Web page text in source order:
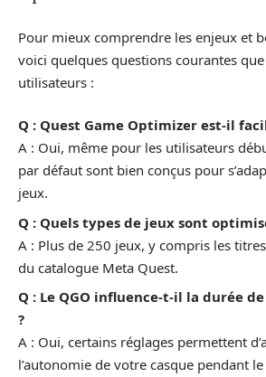
Pour mieux comprendre les enjeux et
voici quelques questions courantes
utilisateurs :
Q : Quest Game Optimizer est-il
A : Oui, même pour les utilisateurs
par défaut sont bien conçus pour
jeux.
Q : Quels types de jeux sont
A : Plus de 250 jeux, y compris les
du catalogue Meta Quest.
Q : Le QGO influence-t-il la durée
?
A : Oui, certains réglages permettent
l’autonomie de votre casque pendant